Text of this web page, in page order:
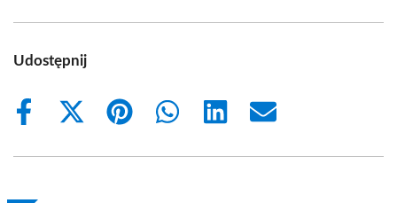
Udostępnij
Share
Share
(Twitter)
Share
Share
Share
Share